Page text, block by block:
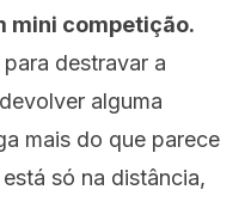
mini competição.
destravar a
alguma
mais do que parece
só na distância,